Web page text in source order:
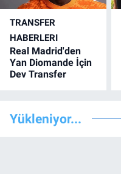
TRANSFER
HABERLERI
Real Madrid'den
Yan Diomande İçin
Dev Transfer
Yükleniyor...